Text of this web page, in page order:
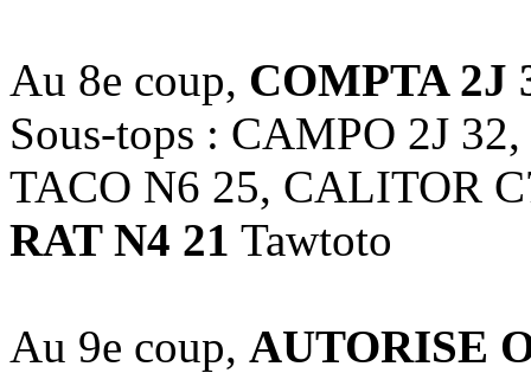
Au 8e coup, COMPTA 2J
Sous-tops : CAMPO 2J
TACO N6 25, CALITOR
RAT N4 21 Tawtoto
Au 9e coup, AUTORISE